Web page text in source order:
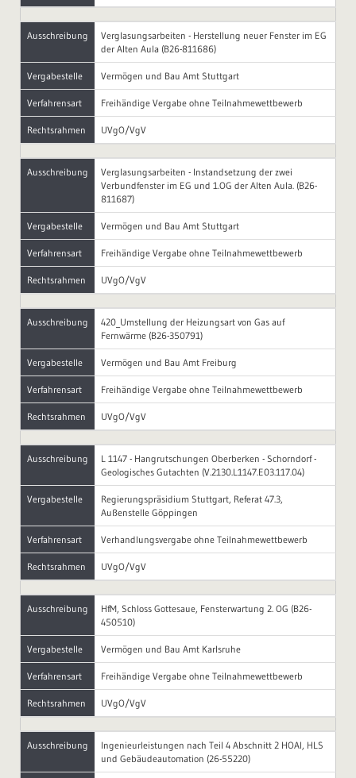
Ausschreibung
Verglasungsarbeiten - Herstellung neuer Fenster im EG
der Alten Aula (B26-811686)
Vergabestelle Vermögen und Bau Amt Stuttgart
Verfahrensart Freihändige Vergabe ohne Teilnahmewettbewerb
Rechtsrahmen UVgO/VgV
Ausschreibung
Verglasungsarbeiten - Instandsetzung der zwei
Verbundfenster im EG und 1.OG der Alten Aula. (B26-
811687)
Vergabestelle Vermögen und Bau Amt Stuttgart
Verfahrensart Freihändige Vergabe ohne Teilnahmewettbewerb
Rechtsrahmen UVgO/VgV
Ausschreibung
420_Umstellung der Heizungsart von Gas auf
Fernwärme (B26-350791)
Vergabestelle Vermögen und Bau Amt Freiburg
Verfahrensart Freihändige Vergabe ohne Teilnahmewettbewerb
Rechtsrahmen UVgO/VgV
Ausschreibung
L 1147 - Hangrutschungen Oberberken - Schorndorf -
Geologisches Gutachten (V.2130.L1147.E03.117.04)
Vergabestelle
Regierungspräsidium Stuttgart, Referat 47.3,
Außenstelle Göppingen
Verfahrensart Verhandlungsvergabe ohne Teilnahmewettbewerb
Rechtsrahmen UVgO/VgV
Ausschreibung
HfM, Schloss Gottesaue, Fensterwartung 2. OG (B26-
450510)
Vergabestelle Vermögen und Bau Amt Karlsruhe
Verfahrensart Freihändige Vergabe ohne Teilnahmewettbewerb
Rechtsrahmen UVgO/VgV
Ausschreibung
Ingenieurleistungen nach Teil 4 Abschnitt 2 HOAI, HLS
und Gebäudeautomation (26-55220)